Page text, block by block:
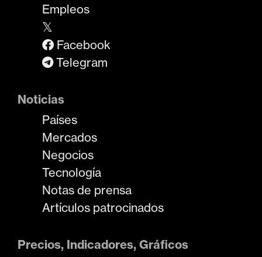
Empleos
𝕏
Facebook
Telegram
Noticias
Países
Mercados
Negocios
Tecnología
Notas de prensa
Artículos patrocinados
Precios, Indicadores, Gráficos